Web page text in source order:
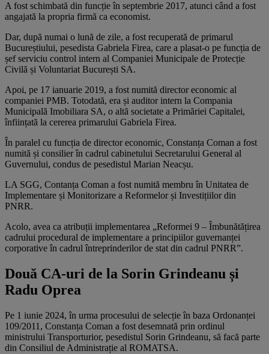
A fost schimbată din funcție în septembrie 2017, atunci când a fost
angajată la propria firmă ca economist.
Dar, după numai o lună de zile, a fost recuperată de primarul
Bucureștiului, pesedista Gabriela Firea, care a plasat-o pe funcția de
șef serviciu control intern al Companiei Municipale de Protecție
Civilă și Voluntariat București SA.
Apoi, pe 17 ianuarie 2019, a fost numită director economic al
companiei PMB. Totodată, era și auditor intern la Compania
Municipală Imobiliara SA, o altă societate a Primăriei Capitalei,
înființată la cererea primarului Gabriela Firea.
În paralel cu funcția de director economic, Constanța Coman a fost
numită și consilier în cadrul cabinetului Secretarului General al
Guvernului, condus de pesedistul Marian Neacșu.
LA SGG, Contanța Coman a fost numită membru în Unitatea de
Implementare și Monitorizare a Reformelor și Investițiilor din
PNRR.
Acolo, avea ca atribuții implementarea „Reformei 9 – Îmbunătățirea
cadrului procedural de implementare a principiilor guvernanței
corporative în cadrul întreprinderilor de stat din cadrul PNRR”.
Două CA-uri de la Sorin Grindeanu și
Radu Oprea
Pe 1 iunie 2024, în urma procesului de selecție în baza Ordonanței
109/2011, Constanța Coman a fost desemnată prin ordinul
ministrului Transporturior, pesedistul Sorin Grindeanu, să facă parte
din Consiliul de Administrație al ROMATSA.